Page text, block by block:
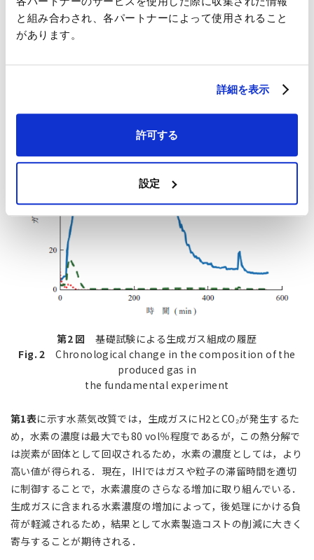
と組み合わされ、各パートナーによって使用されること
があります。
詳細を表示
許可する
設定
量が極めて少ないことが分かる．
第2 図 基礎試験による生成ガス組成の履歴
Fig. 2 Chronological change in the composition of the
produced gas in
the fundamental experiment
第1表に示す水蒸気改質では，生成ガスにH2とCO₂が発生するた
め，水素の濃度は最大でも80 vol％程度であるが，この熱分解で
は炭素が固体として回収されるため，水素の濃度としては，より
高い値が得られる．現在，IHIではガスや粒子の滞留時間を適切
に制御することで，水素濃度のさらなる増加に取り組んでいる．
生成ガスに含まれる水素濃度の増加によって，後処理にかける負
荷が軽減されるため，結果として水素製造コストの削減に大きく
寄与することが期待される．